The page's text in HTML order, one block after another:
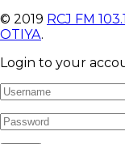
© 2019 RCJ FM
OTIYA.
Login to your